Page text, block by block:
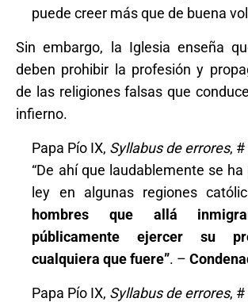
puede creer más que de buena
Sin embargo, la Iglesia enseña
deben prohibir la profesión y
de las religiones falsas que
infierno.
Papa Pío IX, Syllabus de errores, #
“De ahí que laudablemente se
ley en algunas regiones
hombres que allá
públicamente ejercer su
cualquiera que fuere”. –
Papa Pío IX, Syllabus de errores, #